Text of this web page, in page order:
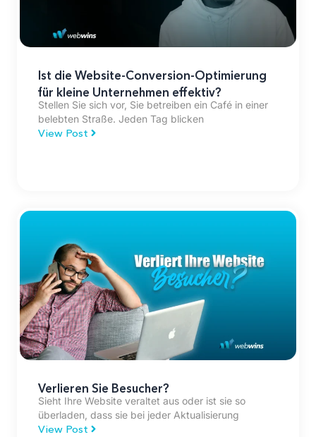
Ist die Website-Conversion-Optimierung
für kleine Unternehmen effektiv?
Stellen Sie sich vor, Sie betreiben ein Café in einer
belebten Straße. Jeden Tag blicken
View Post
Verlieren Sie Besucher?
Sieht Ihre Website veraltet aus oder ist sie so
überladen, dass sie bei jeder Aktualisierung
View Post